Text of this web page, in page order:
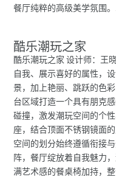
餐厅纯粹的高级美学氛围。
酷乐潮玩之家
酷乐潮玩之家 设计师：王
自我、展示喜好的属性，
景，加上艳丽、跳跃的色
台区域打造一个具有朋克
碰撞，激发潮玩空间的个
座，结合顶面不锈钢镜面
空间的划分始终遵循衔接
阵，餐厅绽放着自我魅力
满艺术感的餐桌椅加持，